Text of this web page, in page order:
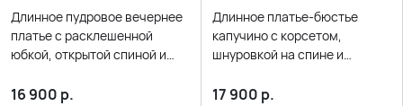
Длинное пудровое вечернее
платье с расклешенной
юбкой, открытой спиной и
16 900 р.
Длинное платье-бюстье
капучино с корсетом,
шнуровкой на спине и
17 900 р.